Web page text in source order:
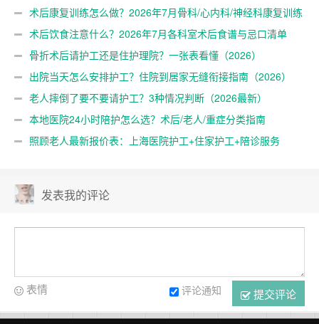
术后康复训练怎么做？2026年7月骨科/心内科/神经科康复训练
指南术后饮食注意什么？2026年7月各科室术后食谱与忌口清单
骨折术后请护工还是住护理院？一张表看懂（2026）
出院当天怎么安排护工？住院到居家无缝衔接指南（2026）
老人摔倒了要不要请护工？3种情况判断（2026最新）
本地医院24小时陪护怎么选？术后/老人/重症分类指南
（2026）
照顾老人最新报价表：上海医院护工+住家护工+陪诊服务
发表我的评论
提交评论
评论通知
表情